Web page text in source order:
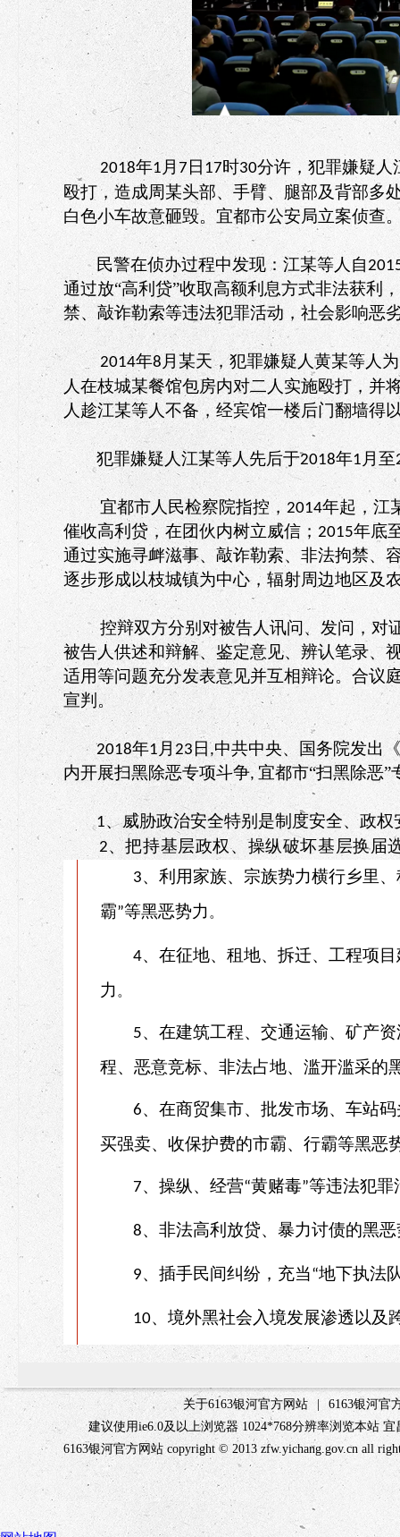
2018年1 月7 日17 时30分许，犯罪嫌疑人
殴打，造成周某头部、手臂、腿部及背部多
白色小车故意砸毁。宜都市公安局立案侦查
民警在侦办过程中发现：江某等人自
通过放“高利贷”收取高额利息方式非法获利
禁、敲诈勒索等违法犯罪活动，社会影响恶
2014年8 月某天，犯罪嫌疑人黄某等人
人在枝城某餐馆包房内对二人实施殴打，并
人趁江某等人不备，经宾馆一楼后门翻墙得
犯罪嫌疑人江某等人先后于2018年1 月至
宜都市人民检察院指控， 2014年起，江
催收高利贷，在团伙内树立威信； 2015年底
通过实施寻衅滋事、敲诈勒索、非法拘禁、
逐步形成以枝城镇为中心，辐射周边地区及
控辩双方分别对被告人讯问、发问，对
被告人供述和辩解、鉴定意见、辨认笔录、
适用等问题充分发表意见并互相辩论。合议
宣判。
2018年1 月23日,中共中央、国务院发出
内开展扫黑除恶专项斗争,宜都市“扫黑除恶”
1、威胁政治安全特别是制度安全、政
2、把持基层政权、操纵破坏基层换届
3、利用家族、宗族势力横行乡里
霸”等黑恶势力。
4、在征地、租地、拆迁、工程项
力。
5、在建筑工程、交通运输、矿产
程、恶意竞标、非法占地、滥开滥采的
6、在商贸集市、批发市场、车站
买强卖、收保护费的市霸、行霸等黑恶
7、操纵、经营“黄赌毒”等违法犯罪
8、非法高利放贷、暴力讨债的黑
9、插手民间纠纷，充当“地下执法
10、境外黑社会入境发展渗透以及
关于6163银河官方网站
6163银河官
建议使用ie6.0及以上浏览器 1024*768分辨率浏览本站
6163银河官方网站 copyright © 2013 zfw.yichang.gov.cn all